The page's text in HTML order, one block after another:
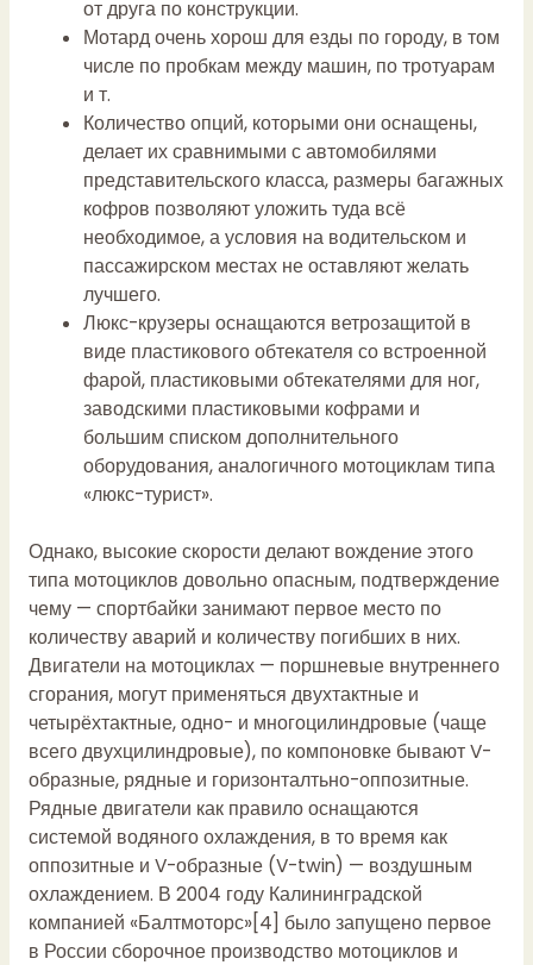
от друга по конструкции.
Мотард очень хорош для езды по городу, в том
числе по пробкам между машин, по тротуарам
и т.
Количество опций, которыми они оснащены,
делает их сравнимыми с автомобилями
представительского класса, размеры багажных
кофров позволяют уложить туда всё
необходимое, а условия на водительском и
пассажирском местах не оставляют желать
лучшего.
Люкс-крузеры оснащаются ветрозащитой в
виде пластикового обтекателя со встроенной
фарой, пластиковыми обтекателями для ног,
заводскими пластиковыми кофрами и
большим списком дополнительного
оборудования, аналогичного мотоциклам типа
«люкс-турист».
Однако, высокие скорости делают вождение этого
типа мотоциклов довольно опасным, подтверждение
чему — спортбайки занимают первое место по
количеству аварий и количеству погибших в них.
Двигатели на мотоциклах — поршневые внутреннего
сгорания, могут применяться двухтактные и
четырёхтактные, одно- и многоцилиндровые (чаще
всего двухцилиндровые), по компоновке бывают V-
образные, рядные и горизонталтьно-оппозитные.
Рядные двигатели как правило оснащаются
системой водяного охлаждения, в то время как
оппозитные и V-образные (V-twin) — воздушным
охлаждением. В 2004 году Калининградской
компанией «Балтмоторс»[4] было запущено первое
в России сборочное производство мотоциклов и